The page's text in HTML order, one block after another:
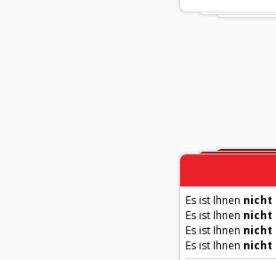
Es ist Ihnen nicht
Es ist Ihnen nicht
Es ist Ihnen nicht
Es ist Ihnen nicht